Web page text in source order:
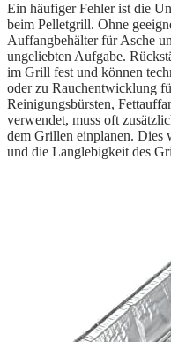
Ein häufiger Fehler ist die
beim Pelletgrill. Ohne
Auffangbehälter für Asche
ungeliebten Aufgabe.
im Grill fest und können
oder zu Rauchentwicklung
Reinigungsbürsten,
verwendet, muss oft
dem Grillen einplanen. Dies
und die Langlebigkeit des